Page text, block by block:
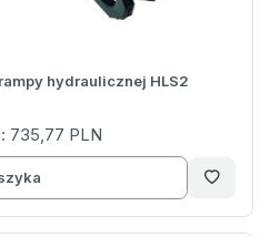
hydraulicznej HLS2
735,77 PLN